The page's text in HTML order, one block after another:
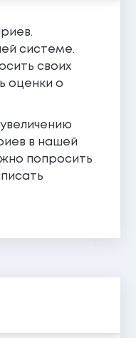
системе.
своих
оценки о
в нашей
попросить